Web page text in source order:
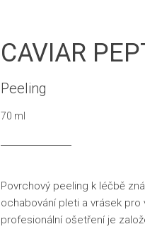
CAVIAR
Peeling
70 ml
Povrchový peeling k léčbě
ochabování pleti a vrásek
profesionální ošetření je